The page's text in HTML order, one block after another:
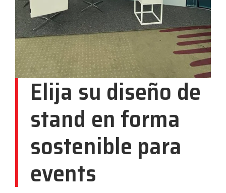
Elija su diseño de
stand en forma
sostenible para
events